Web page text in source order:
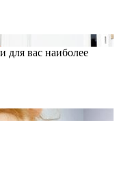
для вас наиболее